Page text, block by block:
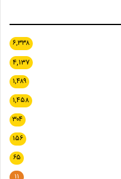
۶,۳۳۸
۴,۱۳۷
۱,۴۸۹
۱,۴۵۸
۳۰۴
۱۵۶
۶۵